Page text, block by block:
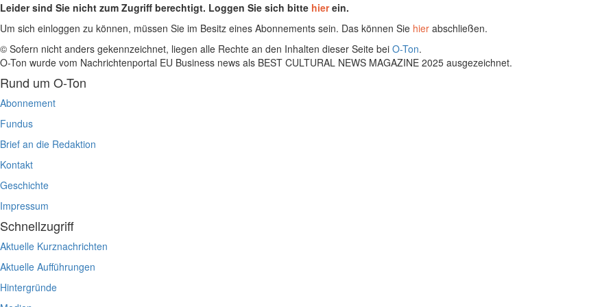
Leider sind Sie nicht zum Zugriff berechtigt. Loggen Sie sich bitte hierein.
Um sich einloggen zu können, müssen Sie im Besitz eines Abonnements sein. Das können Sie hier abschließen.
© Sofern nicht anders gekennzeichnet, liegen alle Rechte an den Inhalten dieser Seite bei O-Ton.
O-Ton wurde vom Nachrichtenportal EU Business news als BEST CULTURAL NEWS MAGAZINE 2025 ausgezeichnet.
Rund um O-Ton
Abonnement
Fundus
Brief an die Redaktion
Kontakt
Geschichte
Impressum
Schnellzugriff
Aktuelle Kurznachrichten
Aktuelle Aufführungen
Hintergründe